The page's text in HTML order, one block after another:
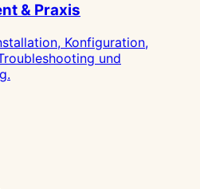
& Praxis
Konfiguration,
und